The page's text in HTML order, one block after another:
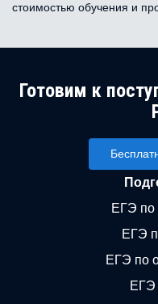
стоимостью обучения и
Готовим к
ЕГЭ по
ЕГЭ
ЕГЭ по
ЕГЭ